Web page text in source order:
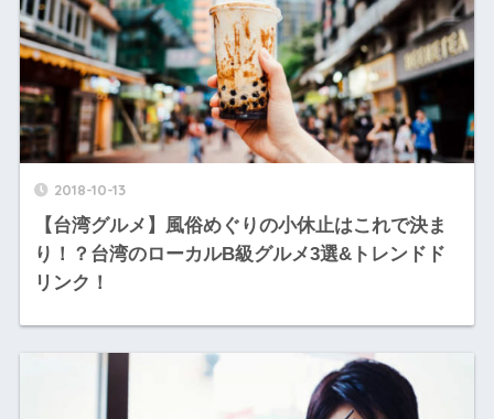
2018-10-13
【台湾グルメ】風俗めぐりの小休止はこれで決ま
り！？台湾のローカルB級グルメ3選&トレンドド
リンク！